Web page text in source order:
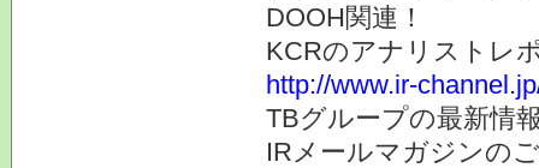
DOOH関連！
KCRのアナリストレ
http://www.ir-
TBグループの最新情
IRメールマガジンの